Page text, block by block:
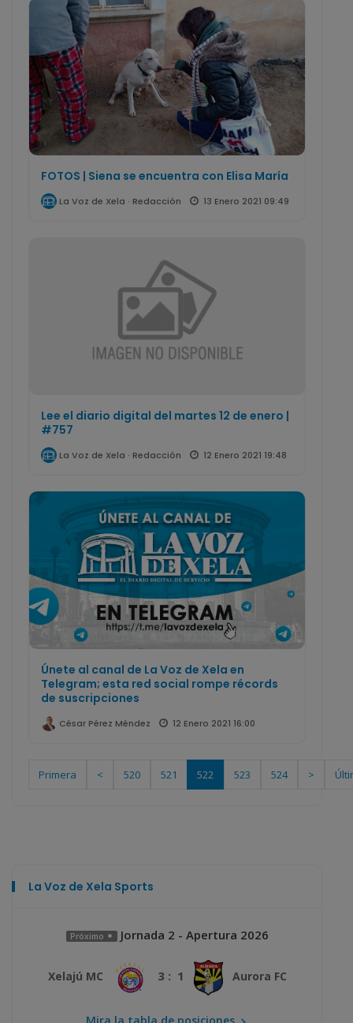
FOTOS | Siena se encuentra con Elisa María
La Voz de Xela · Redacción 13 Enero 2021 09:49
Lee el diario digital del martes 12 de enero |
#757
La Voz de Xela · Redacción 12 Enero 2021 19:48
Únete al canal de La Voz de Xela en
Telegram; esta red social rompe récords
de suscripciones
César Pérez Méndez 12 Enero 2021 16:00
Primera < 520 521 522 523 524 >
La Voz de Xela Sports
Próximo Jornada 2 - Apertura 2026
Xelajú MC 3 : 1 Aurora FC